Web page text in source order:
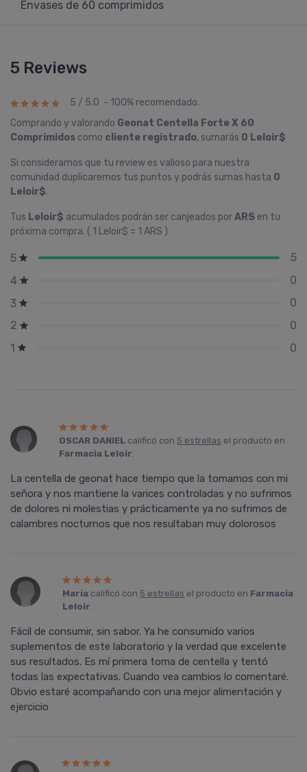
Envases de 60 comprimidos
5 Reviews
5 / 5.0 - 100% recomendado.
Comprando y valorando Geonat Centella Forte X 60
Comprimidos como cliente registrado, sumarás 0 Leloir$
Si consideramos que tu review es valioso para nuestra
comunidad duplicaremos tus puntos y podrás sumas hasta 0
Leloir$.
Tus Leloir$ acumulados podrán ser canjeados porARS en tu
próxima compra. ( 1 Leloir$ = 1 ARS )
5
5
4
0
3
0
2
0
1
0
OSCAR DANIEL calificó con 5 estrellas el producto en
Farmacia Leloir.
La centella de geonat hace tiempo que la tomamos con mi
señora y nos mantiene la varices controladas y no sufrimos
de dolores ni molestias y prácticamente ya no sufrimos de
calambres nocturnos que nos resultaban muy dolorosos
Maria calificó con 5 estrellas el producto en Farmacia
Leloir.
Fácil de consumir, sin sabor. Ya he consumido varios
suplementos de este laboratorio y la verdad que excelente
sus resultados. Es mí primera toma de centella y tentó
todas las expectativas. Cuando vea cambios lo comentaré.
Obvio estaré acompañando con una mejor alimentación y
ejercicio